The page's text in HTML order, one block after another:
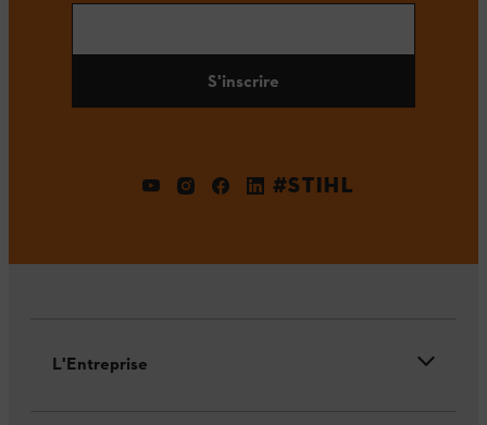
S'inscrire
#STIHL
L'Entreprise